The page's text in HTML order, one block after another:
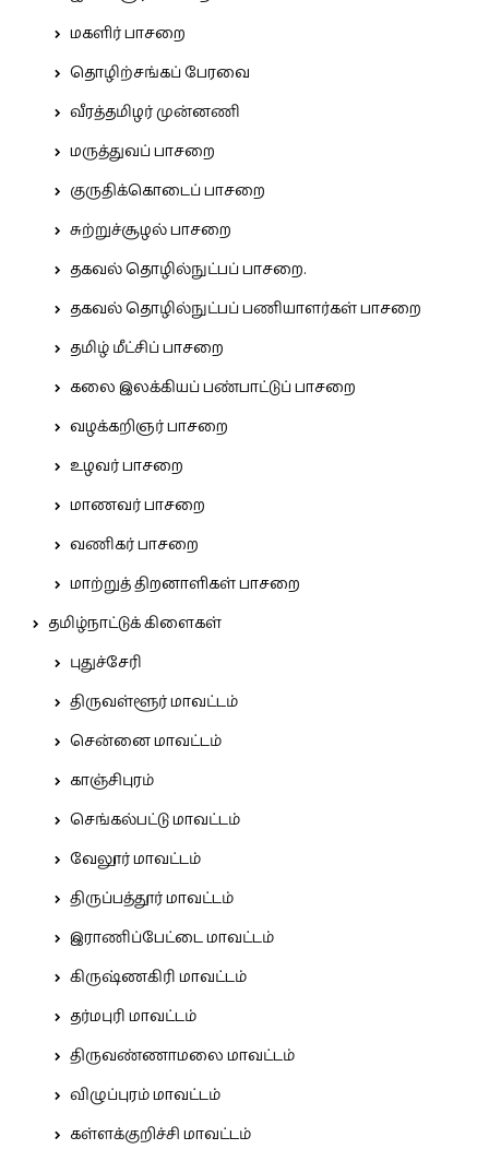
மகளிர் பாசறை
தொழிற்சங்கப் பேரவை
வீரத்தமிழர் முன்னணி
மருத்துவப் பாசறை
குருதிக்கொடைப் பாசறை
சுற்றுச்சூழல் பாசறை
தகவல் தொழில்நுட்பப் பாசறை.
தகவல் தொழில்நுட்பப் பணியாளர்கள் பாசறை
தமிழ் மீட்சிப் பாசறை
கலை இலக்கியப் பண்பாட்டுப் பாசறை
வழக்கறிஞர் பாசறை
உழவர் பாசறை
மாணவர் பாசறை
வணிகர் பாசறை
மாற்றுத் திறனாளிகள் பாசறை
தமிழ்நாட்டுக் கிளைகள்
புதுச்சேரி
திருவள்ளூர் மாவட்டம்
சென்னை மாவட்டம்
காஞ்சிபுரம்
செங்கல்பட்டு மாவட்டம்
வேலூர் மாவட்டம்
திருப்பத்தூர் மாவட்டம்
இராணிப்பேட்டை மாவட்டம்
கிருஷ்ணகிரி மாவட்டம்
தர்மபுரி மாவட்டம்
திருவண்ணாமலை மாவட்டம்
விழுப்புரம் மாவட்டம்
கள்ளக்குறிச்சி மாவட்டம்